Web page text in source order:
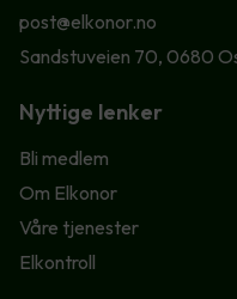
post@elkonor.no
Sandstuveien 70, 0680
Nyttige lenker
Bli medlem
Om Elkonor
Våre tjenester
Elkontroll